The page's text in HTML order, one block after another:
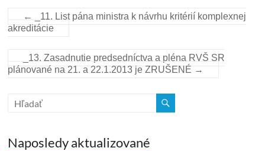
←
_11. List pána ministra k návrhu kritérií komplexnej
akreditácie
_13. Zasadnutie predsedníctva a pléna RVŠ SR
plánované na 21. a 22.1.2013 je ZRUŠENÉ →
Naposledy aktualizované